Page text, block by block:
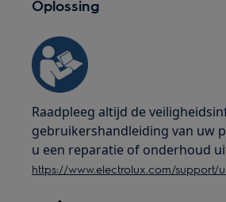
Oplossing
Raadpleeg altijd de
gebruikershandleiding van uw
u een reparatie of onderhoud
https://www.electrolux.com/support/